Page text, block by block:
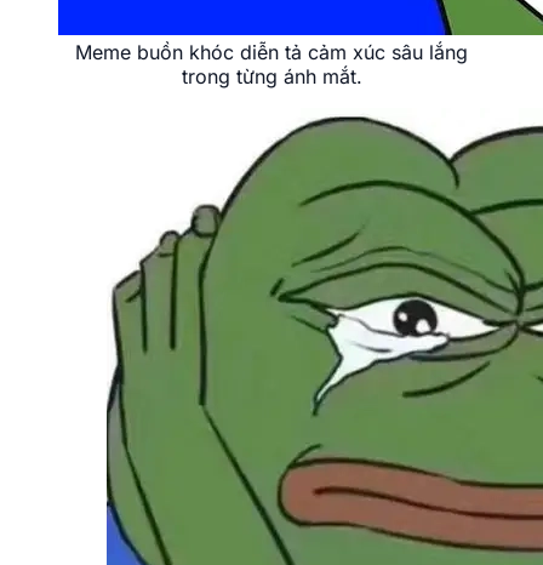
Meme buồn khóc diễn tả cảm xúc sâu lắng
trong từng ánh mắt.